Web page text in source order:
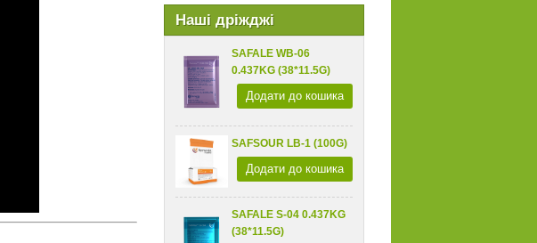
Наші дріжджі
SAFALE WB-06
0.437KG (38*11.5G)
Додати до кошика
SAFSOUR LB-1 (100G)
Додати до кошика
SAFALE S-04 0.437KG
(38*11.5G)